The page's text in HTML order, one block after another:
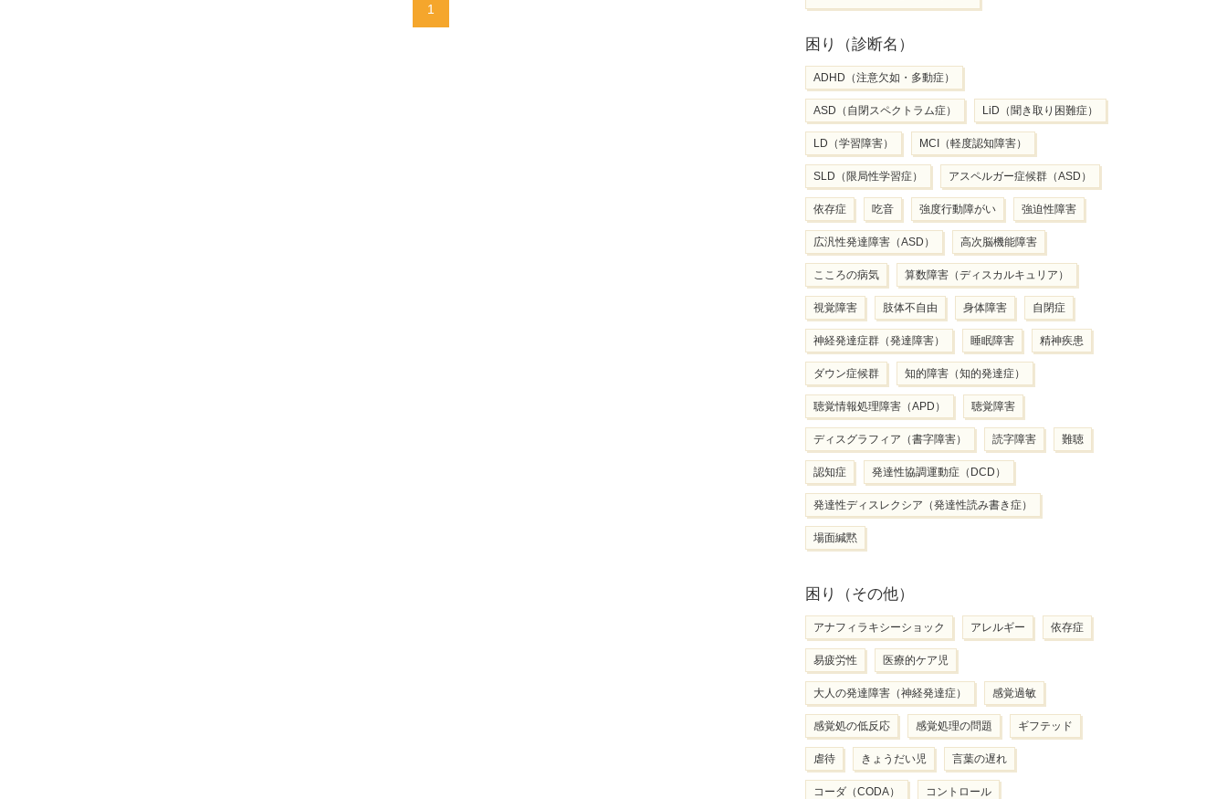
困り（診断名）
ADHD（注意欠如・多動症）
ASD（自閉スペクトラム症） LiD（聞き取り困難症）
LD（学習障害） MCI（軽度認知障害）
SLD（限局性学習症） アスペルガー症候群（ASD）
依存症 吃音 強度行動障がい 強迫性障害
広汎性発達障害（ASD） 高次脳機能障害
こころの病気 算数障害（ディスカルキュリア）
視覚障害 肢体不自由 身体障害 自閉症
神経発達症群（発達障害） 睡眠障害 精神疾患
ダウン症候群 知的障害（知的発達症）
聴覚情報処理障害（APD） 聴覚障害
ディスグラフィア（書字障害） 読字障害 難聴
認知症 発達性協調運動症（DCD）
発達性ディスレクシア（発達性読み書き症）
場面緘黙
困り（その他）
アナフィラキシーショック アレルギー 依存症
易疲労性 医療的ケア児
大人の発達障害（神経発達症） 感覚過敏
感覚処の低反応 感覚処理の問題 ギフテッド
虐待 きょうだい児 言葉の遅れ
コーダ（CODA） コントロール
1